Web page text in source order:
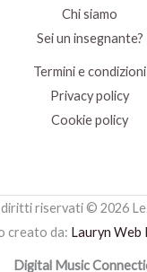
Chi siamo
Sei un insegnante?
Termini e condizioni
Privacy policy
Cookie policy
riservati © 2026
creato da: Lauryn Web
Digital Music